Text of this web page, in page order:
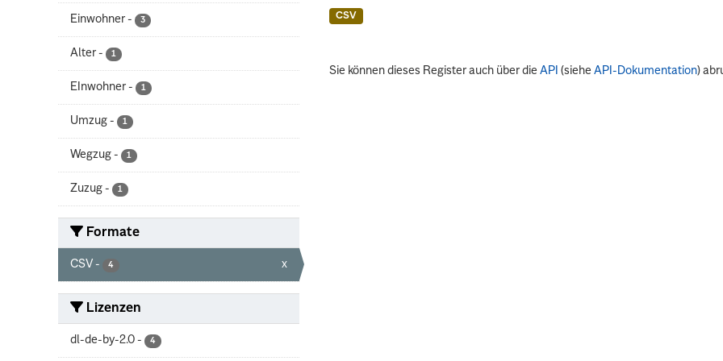
Einwohner - 3
Alter - 1
EInwohner - 1
Umzug - 1
Wegzug - 1
Zuzug - 1
Formate
CSV - 4 x
Lizenzen
dl-de-by-2.0 - 4
CSV
Sie können dieses Register auch über dieAPI (sieheAPI-Dokumentation)